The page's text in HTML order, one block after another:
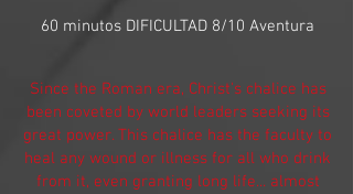
60 minutos DIFICULTAD 8/10 Aventura
Since the Roman era, Christ's chalice has
been coveted by world leaders seeking its
great power. This chalice has the faculty to
heal any wound or illness for all who drink
from it, even granting long life... almost